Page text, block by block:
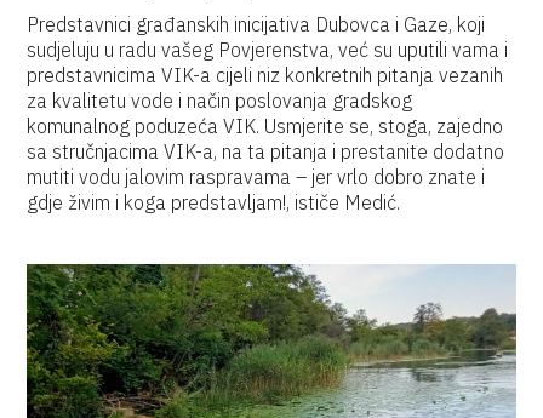
Predstavnici građanskih inicijativa Dubovca i Gaze, koji
sudjeluju u radu vašeg Povjerenstva, već su uputili vama i
predstavnicima VIK-a cijeli niz konkretnih pitanja vezanih
za kvalitetu vode i način poslovanja gradskog
komunalnog poduzeća VIK. Usmjerite se, stoga, zajedno
sa stručnjacima VIK-a, na ta pitanja i prestanite dodatno
mutiti vodu jalovim raspravama – jer vrlo dobro znate i
gdje živim i koga predstavljam!, ističe Medić.